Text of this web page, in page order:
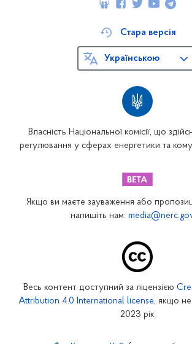
Власність Національної комісії, що
регулювання у сферах енергетики та
Стара версія
Українською
Якщо ви маєте зауваження або
напишіть нам:
Весь контент доступний за ліцензією
Attribution 4.0 International license, якщо не
2023 рік